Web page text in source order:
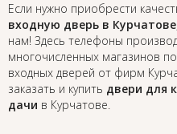
Если нужно приобрести
входную дверь в Курчатове
нам! Здесь телефоны
многочисленных магазинов
входных дверей от фирм
заказать и купить двери для
дачи в Курчатове.